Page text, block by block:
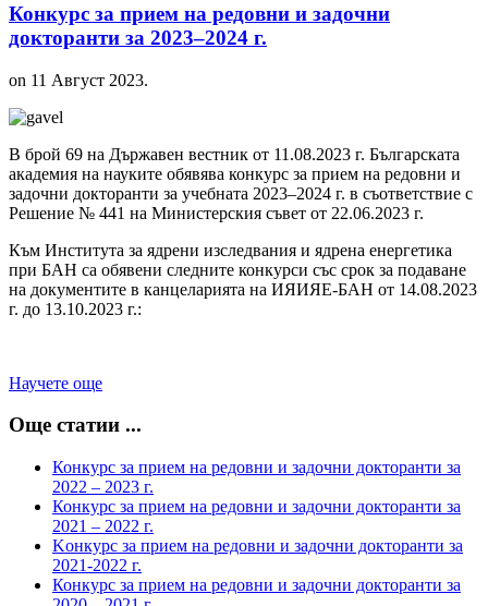
Конкурс за прием на редовни и задочни
докторанти за 2023–2024 г.
on 11 Август 2023.
В брой 69 на Държавен вестник от 11.08.2023 г. Българската
академия на науките обявява конкурс за прием на редовни и
задочни докторанти за учебната 2023–2024 г. в съответствие с
Решение № 441 на Министерския съвет от 22.06.2023 г.
Към Института за ядрени изследвания и ядрена енергетика
при БАН са обявени следните конкурси със срок за подаване
на документите в канцеларията на ИЯИЯЕ-БАН от 14.08.2023
г. до 13.10.2023 г.:
Научете още
Още статии ...
Конкурс за прием на редовни и задочни докторанти за
2022 – 2023 г.
Конкурс за прием на редовни и задочни докторанти за
2021 – 2022 г.
Kонкурс за прием на редовни и задочни докторанти за
2021-2022 г.
Конкурс за прием на редовни и задочни докторанти за